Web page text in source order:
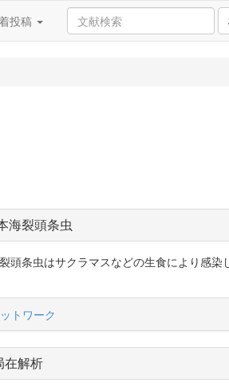
投稿
海裂頭条虫
条虫はサクラマスなどの生食により感
トワーク
在解析